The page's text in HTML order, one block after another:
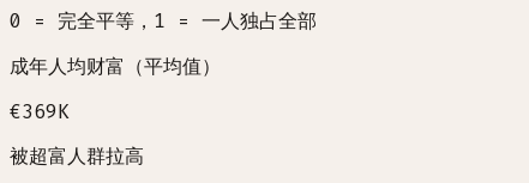
0 = 完全平等，1 = 一人独占全部
成年人均财富（平均值）
€369K
被超富人群拉高